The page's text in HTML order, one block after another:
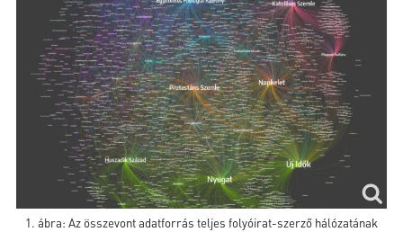
1. ábra: Az összevont adatforrás teljes folyóirat-szerző hálózatának